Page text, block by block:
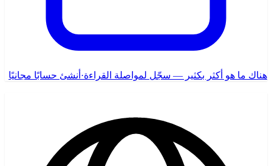
هناك ما هو أكثر بكثير — سجّل لمواصلة القراءة· أنشئ حسابًا مجانيًا